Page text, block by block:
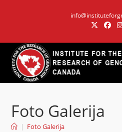
Foto Galerija
| Foto Galerija